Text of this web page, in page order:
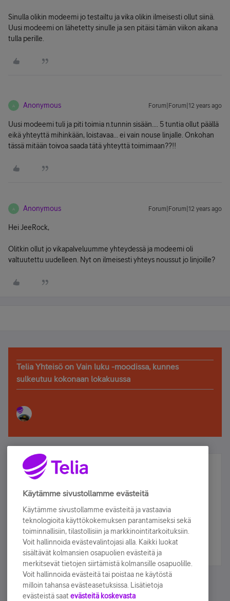
Sinulla olikin modeemi jo testailtu ja vika olikin ilmeisesti ollut siinä.
Uusi modeemi on lähetetty sinulle ja sen pitäisi tämän viikon aikana
tulla perille.
A Anonymous Forum|Forum|12 years ago
Uusi modeemi tuli ja piti toimia n.tunnin sisään.... 5 tuntia ollut päällä
eikä yhteyttä mihinkään, loistavaa... ei vain nouse linjalle. Onkohan
tässä mitään toivoa saada tätä yhteyttä toimimaan??!!
A Anonymous Forum|Forum|12 years ago
Hei JeeRock,
Olitkin ollut jo vikapalveluumme yhteydessä ja modeemi oli
valtuutettu uudelleen. Nyt on ilmeisesti yhteys noussut jo linjoille?
Telia Yhteisö on Vain luku -moodissa, kunnes
sulkeutuu kokonaan lokakuussa
Älä jää paitsi – osallistu ja voita!
Tilaa Telian uutiskirje ja olet mukana arvonnassa.
sähköpostiisi.
Tilaa nyt
Käytämme sivustollamme evästeitä
Käytämme sivustollamme evästeitä ja vastaavia
teknologioita käyttökokemuksen parantamiseksi sekä
toiminnallisiin, tilastollisiin ja markkinointitarkoituksiin.
Voit hallinnoida evästevalintojasi alla. Kaikki luokat
sisältävät kolmansien osapuolien evästeitä ja
merkitsevät tietojen siirtämistä kolmansille osapuolille.
Voit hallinnoida evästeitä tai poistaa ne käytöstä
milloin tahansa evästeasetuksissa. Lisätietoja
evästeistä saat evästeitä koskevasta